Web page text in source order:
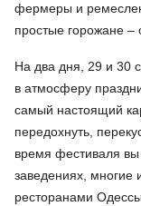
фермеры и
простые горожане –
На два дня, 29 и 30
в атмосферу
самый настоящий
передохнуть,
время фестиваля
заведениях, многие
ресторанами